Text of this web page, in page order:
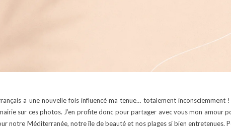
a une nouvelle fois influencé ma tenue… totalement
sur ces photos. J’en profite donc pour partager avec vous mon amour
notre Méditerranée, notre île de beauté et nos plages si bien entretenues.